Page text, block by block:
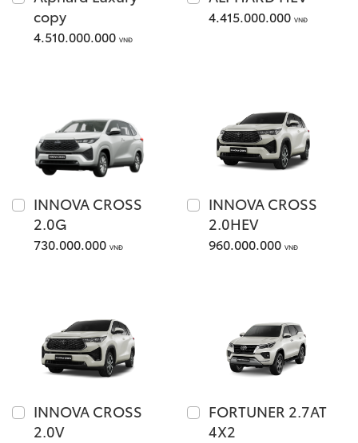
Tải bảng giá
Giá từ: 4,286,000,000
Xem các mẫu Land
Xem các mẫu
Xem các mẫu
copy
4.510.000.000 VNĐ
4.415.000.000 VNĐ
INNOVA CROSS
2.0G
730.000.000 VNĐ
INNOVA CROSS
2.0HEV
960.000.000 VNĐ
INNOVA CROSS
2.0V
FORTUNER 2.7AT
4X2